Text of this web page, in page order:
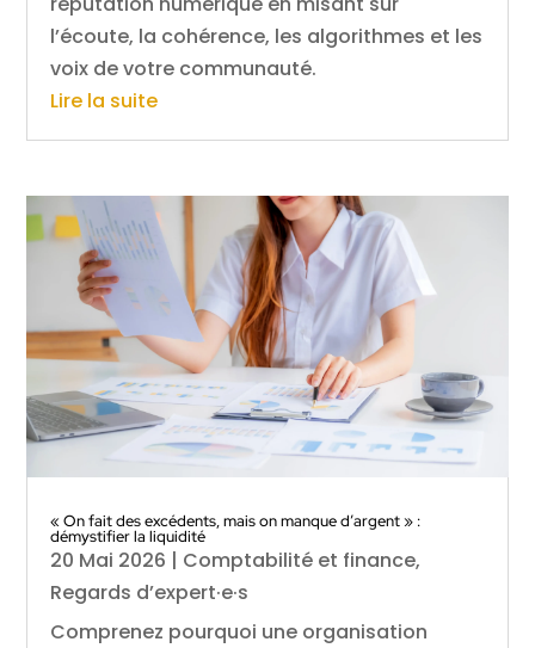
l’écoute, la cohérence, les algorithmes et les
voix de votre communauté.
Lire la suite
« On fait des excédents, mais on manque d’argent » :
démystifier la liquidité
20 Mai 2026 | Comptabilité et finance,
Regards d’expert·e·s
Comprenez pourquoi une organisation